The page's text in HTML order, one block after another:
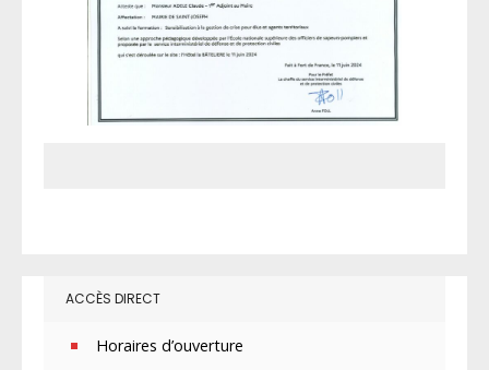
ACCÈS DIRECT
Horaires d’ouverture